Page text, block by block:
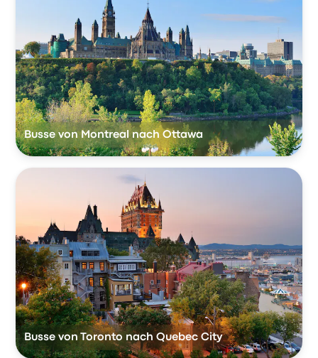
Busse von Montreal nach Ottawa
Busse von Toronto nach Quebec City